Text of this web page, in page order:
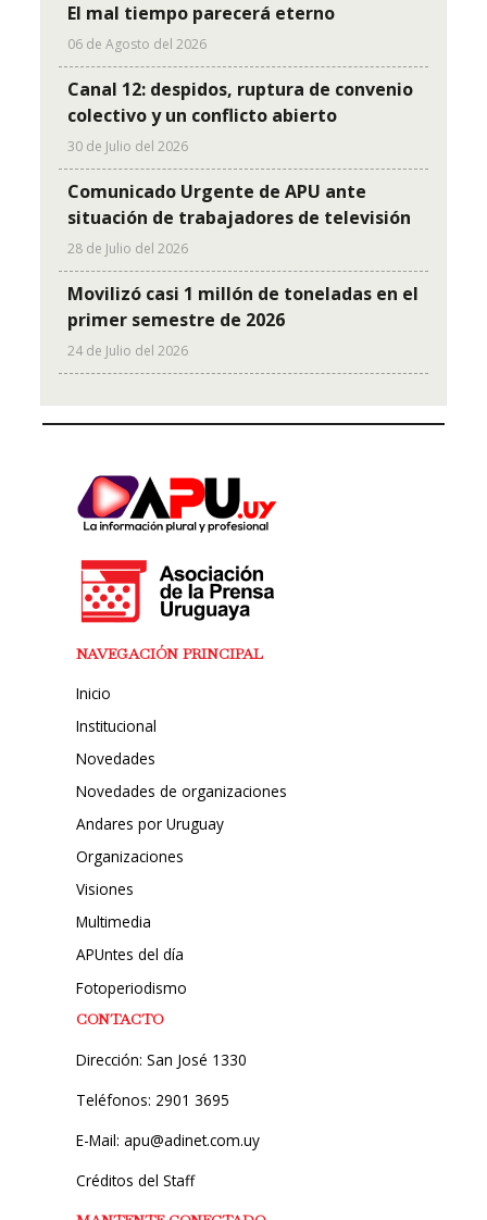
El mal tiempo parecerá eterno
06 de Agosto del 2026
Canal 12: despidos, ruptura de convenio
colectivo y un conflicto abierto
30 de Julio del 2026
Comunicado Urgente de APU ante
situación de trabajadores de televisión
28 de Julio del 2026
Movilizó casi 1 millón de toneladas en el
primer semestre de 2026
24 de Julio del 2026
NAVEGACIÓN PRINCIPAL
Inicio
Institucional
Novedades
Novedades de organizaciones
Andares por Uruguay
Organizaciones
Visiones
Multimedia
APUntes del día
Fotoperiodismo
CONTACTO
Dirección: San José 1330
Teléfonos: 2901 3695
E-Mail: apu@adinet.com.uy
Créditos del Staff